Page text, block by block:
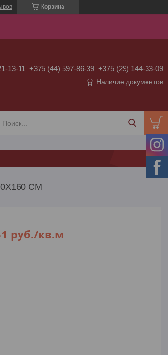
Корзина
13-11 +375 (44) 597-86-39 +375 (29) 144-33-09
Наличие документов
СМ
руб./кв.м